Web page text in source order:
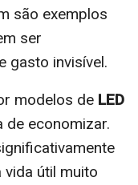
são exemplos
ser
gasto invisível.
modelos de LED
de economizar.
vida útil muito